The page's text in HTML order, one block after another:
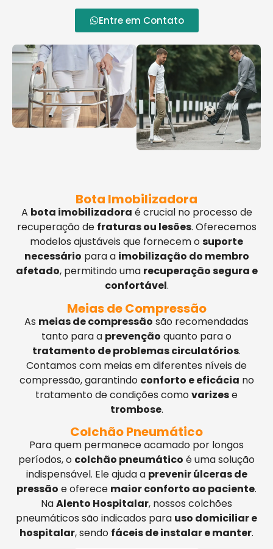
Entre em Contato
Bota Imobilizadora
A bota imobilizadora é crucial no processo de
recuperação de fraturas ou lesões. Oferecemos
modelos ajustáveis que fornecem osuporte
necessário para a imobilização do membro
afetado, permitindo uma recuperação segura e
confortável.
Meias de Compressão
As meias de compressão são recomendadas
tanto para a prevenção quanto para o
tratamento de problemas circulatórios.
Contamos com meias em diferentes níveis de
compressão, garantindo conforto e eficácia no
tratamento de condições comovarizese
trombose.
Colchão Pneumático
Para quem permanece acamado por longos
períodos, o colchão pneumático é uma solução
indispensável. Ele ajuda a prevenir úlceras de
pressão e oferece maior conforto ao paciente.
NaAlento Hospitalar, nossos colchões
pneumáticos são indicados para uso domiciliar e
hospitalar, sendo fáceis de instalar e manter.